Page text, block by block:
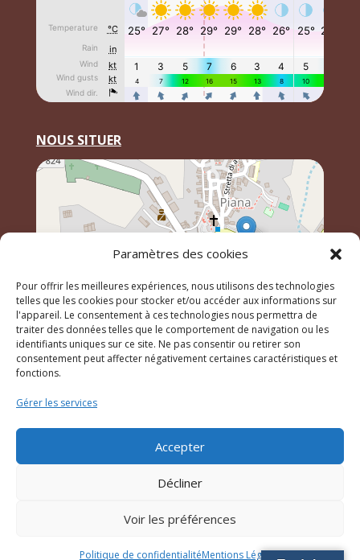
Paramètres des cookies
Pour offrir les meilleures expériences, nous utilisons des technologies
telles que les cookies pour stocker et/ou accéder aux informations sur
l'appareil. Le consentement à ces technologies nous permettra de
traiter des données telles que le comportement de navigation ou les
identifiants uniques sur ce site. Ne pas consentir ou retirer son
consentement peut affecter négativement certaines caractéristiques et
fonctions.
Gérer les services
Accepter
Décliner
Voir les préférences
Politique de confidentialitéMentions Légales
NOUS SITUER
Leaflet, \r\n©OpenStreetMapcontributeurs